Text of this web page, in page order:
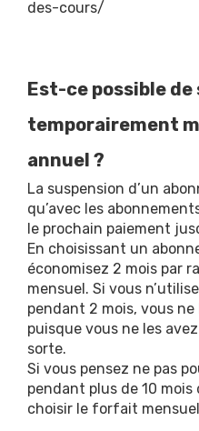
des-cours/
Est-ce possible de
temporairement
annuel ?
La suspension d’un
qu’avec les
le prochain paiement
En choisissant un
économisez 2 mois par
mensuel. Si vous
pendant 2 mois, vous ne
puisque vous ne les
sorte.
Si vous pensez ne pas
pendant plus de 10 mois
choisir le forfait